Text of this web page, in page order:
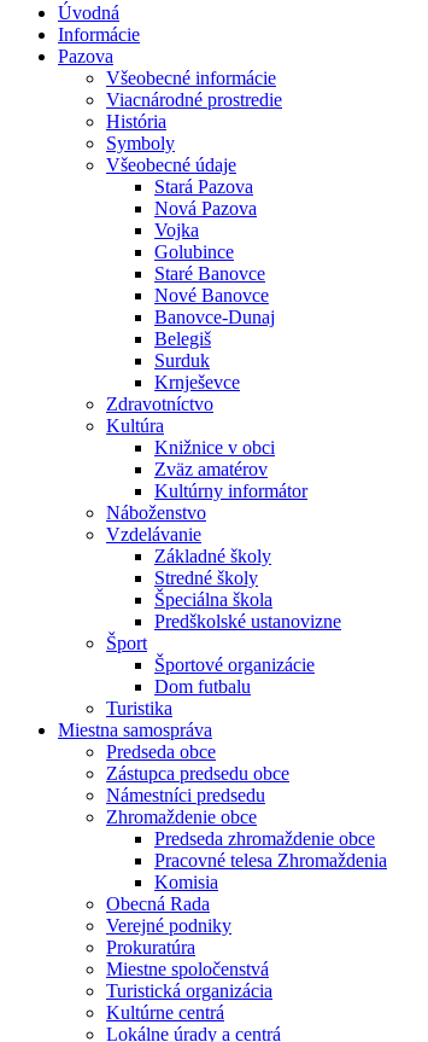
Úvodná
Informácie
Pazova
Všeobecné informácie
Viacnárodné prostredie
História
Symboly
Všeobecné údaje
Stará Pazova
Nová Pazova
Vojka
Golubince
Staré Banovce
Nové Banovce
Banovce-Dunaj
Belegiš
Surduk
Krnješevce
Zdravotníctvo
Kultúra
Knižnice v obci
Zväz amatérov
Kultúrny informátor
Náboženstvo
Vzdelávanie
Základné školy
Stredné školy
Špeciálna škola
Predškolské ustanovizne
Šport
Športové organizácie
Dom futbalu
Turistika
Miestna samospráva
Predseda obce
Zástupca predsedu obce
Námestníci predsedu
Zhromaždenie obce
Predseda zhromaždenie obce
Pracovné telesa Zhromaždenia
Komisia
Obecná Rada
Verejné podniky
Prokuratúra
Miestne spoločenstvá
Turistická organizácia
Kultúrne centrá
Lokálne úrady a centrá